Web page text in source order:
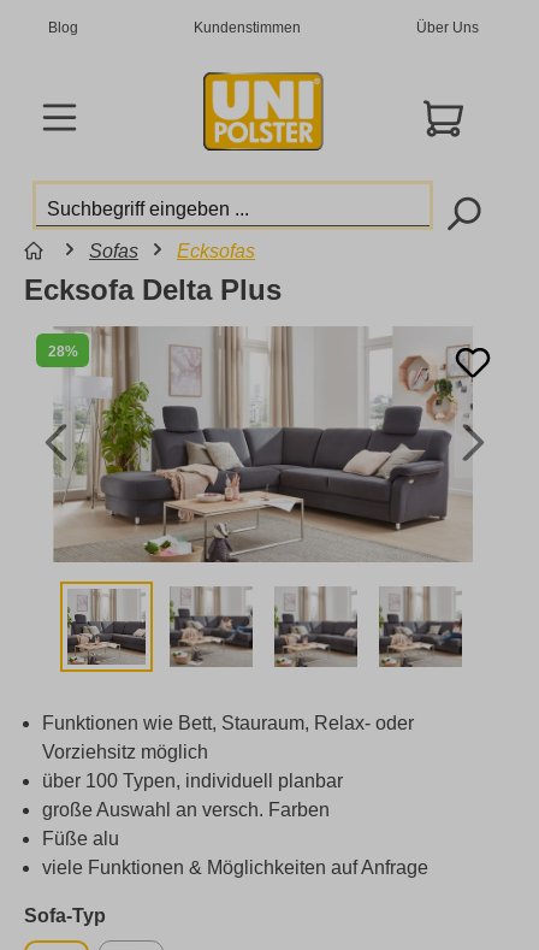
Blog Kundenstimmen Über Uns
Sofas Ecksofas
28%
Ecksofa Delta Plus
Funktionen wie Bett, Stauraum, Relax- oder
Vorziehsitz möglich
über 100 Typen, individuell planbar
große Auswahl an versch. Farben
Füße alu
viele Funktionen & Möglichkeiten auf Anfrage
Sofa-Typ